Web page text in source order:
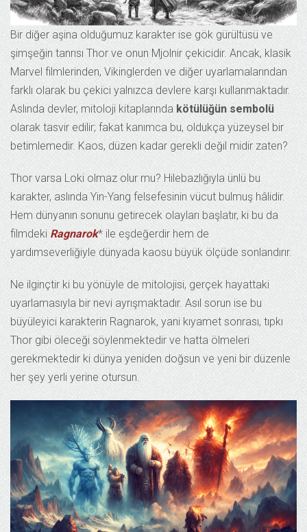
Bir diğer aşina olduğumuz karakter ise gök gürültüsü ve
şimşeğin tanrısı Thor ve onun Mjolnir çekicidir. Ancak, klasik
Marvel filmlerinden, Vikinglerden ve diğer uyarlamalarından
farklı olarak bu çekici yalnızca devlere karşı kullanmaktadır.
Aslında devler, mitoloji kitaplarında kötülüğün sembolü
olarak tasvir edilir; fakat kanımca bu, oldukça yüzeysel bir
betimlemedir. Kaos, düzen kadar gerekli değil midir zaten?
Thor varsa Loki olmaz olur mu? Hilebazlığıyla ünlü bu
karakter, aslında Yin-Yang felsefesinin vücut bulmuş hâlidir.
Hem dünyanın sonunu getirecek olayları başlatır, ki bu da
filmdeki Ragnarok* ile eşdeğerdir hem de
yardımseverliğiyle dünyada kaosu büyük ölçüde sonlandırır.
Ne ilginçtir ki bu yönüyle de mitolojisi, gerçek hayattaki
uyarlamasıyla bir nevi ayrışmaktadır. Asıl sorun ise bu
büyüleyici karakterin Ragnarok, yani kıyamet sonrası, tıpkı
Thor gibi öleceği söylenmektedir ve hatta ölmeleri
gerekmektedir ki dünya yeniden doğsun ve yeni bir düzenle
her şey yerli yerine otursun.